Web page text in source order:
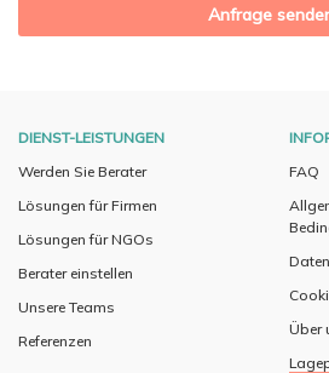
DIENST-LEISTUNGEN
Werden Sie Berater
Lösungen für Firmen
Lösungen für NGOs
Berater einstellen
Unsere Teams
Referenzen
FAQ
Über